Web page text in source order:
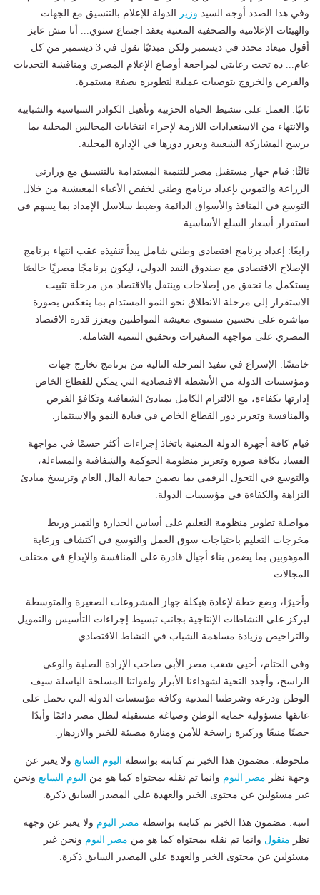
وفي هذا الصدد أوجه السيد وزير
الدولة للإعلام بالتنسيق مع الجهات
والهيئات الإعلامية والصحفية المعنية بعقد اجتماع سنوي... أنا مش عايز
أقول ميعاد محدد في ديسمبر ولكن مبدئيًا نقول في 3 ديسمبر من كل
عام... ده تحت رعايتي لمراجعة أوضاع الإعلام المصري ومناقشة التحديات
والفرص والخروج بتوصيات عملية لتطويره بصفة مستمرة.
ثانيًا: العمل على تنشيط الحياة الحزبية وتأهيل الكوادر السياسية والشبابية
والانتهاء من الاستعدادات اللازمة لإجراء انتخابات المجالس المحلية بما
يرسخ المشاركة الشعبية ويعزز دورها في الإدارة المحلية.
ثالثًا: قيام جهاز مستقبل مصر للتنمية المستدامة بالتنسيق مع وزارتي
الزراعة والتموين بإعداد برنامج وطني لخفض الأعباء المعيشية من خلال
التوسع في المنافذ والأسواق الدائمة وضبط سلاسل الإمداد بما يسهم في
استقرار أسعار السلع الأساسية.
رابعًا: إعداد برنامج اقتصادي وطني شامل يبدأ تنفيذه عقب انتهاء برنامج
الإصلاح الاقتصادي مع صندوق النقد الدولي، ليكون برنامجًا مصريًا خالصًا
يستكمل ما تحقق من إصلاحات وينتقل بالاقتصاد من مرحلة تثبيت
الاستقرار إلى مرحلة الانطلاق نحو النمو المستدام بما ينعكس بصورة
مباشرة على تحسين مستوى معيشة المواطنين ويعزز قدرة الاقتصاد
المصري على مواجهة المتغيرات وتحقيق التنمية الشاملة.
خامسًا: الإسراع في تنفيذ المرحلة التالية من برنامج تخارج جهات
ومؤسسات الدولة من الأنشطة الاقتصادية التي يمكن للقطاع الخاص
إدارتها بكفاءة، مع الالتزام الكامل بمبادئ الشفافية وتكافؤ الفرص
والمنافسة وتعزيز دور القطاع الخاص في قيادة النمو والاستثمار.
قيام كافة أجهزة الدولة المعنية باتخاذ إجراءات أكثر حسمًا في مواجهة
الفساد بكافة صوره وتعزيز منظومة الحوكمة والشفافية والمساءلة،
والتوسع في التحول الرقمي بما يضمن حماية المال العام وترسيخ مبادئ
النزاهة والكفاءة في مؤسسات الدولة.
مواصلة تطوير منظومة التعليم على أساس الجدارة والتميز وربط
مخرجات التعليم باحتياجات سوق العمل والتوسع في اكتشاف ورعاية
الموهوبين بما يضمن بناء أجيال قادرة على المنافسة والإبداع في مختلف
المجالات.
وأخيرًا، وضع خطة لإعادة هيكلة جهاز المشروعات الصغيرة والمتوسطة
ليركز على النشاطات الإنتاجية بجانب تبسيط إجراءات التأسيس والتمويل
والتراخيص وزيادة مساهمة الشباب في النشاط الاقتصادي
وفي الختام، أحيي شعب مصر الأبي صاحب الإرادة الصلبة والوعي
الراسخ، وأجدد التحية لشهداءنا الأبرار ولقواتنا المسلحة الباسلة سيف
الوطن ودرعه وشرطتنا المدنية وكافة مؤسسات الدولة التي تحمل على
عاتقها مسؤولية حماية الوطن وصياغة مستقبله لتظل مصر دائمًا وأبدًا
حصنًا منيعًا وركيزة راسخة للأمن ومنارة مضيئة للخير والازدهار.
ملحوظة: مضمون هذا الخبر تم كتابته بواسطة اليوم السابع ولا يعبر عن
وجهة نظر مصر اليوم وانما تم نقله بمحتواه كما هو من اليوم السابع ونحن
غير مسئولين عن محتوى الخبر والعهدة علي المصدر السابق ذكرة.
انتبه: مضمون هذا الخبر تم كتابته بواسطة مصر اليوم ولا يعبر عن وجهة
نظر منقول وانما تم نقله بمحتواه كما هو من مصر اليوم ونحن غير
مسئولين عن محتوى الخبر والعهدة علي المصدر السابق ذكرة.